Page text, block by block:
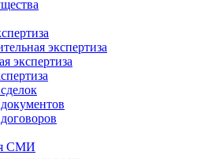
экспертиза
экспертиза
СМИ